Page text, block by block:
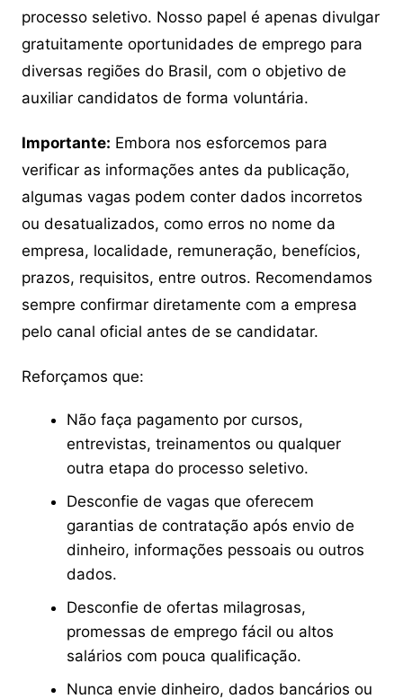
processo seletivo. Nosso papel é apenas divulgar
gratuitamente oportunidades de emprego para
diversas regiões do Brasil, com o objetivo de
auxiliar candidatos de forma voluntária.
Importante: Embora nos esforcemos para
verificar as informações antes da publicação,
algumas vagas podem conter dados incorretos
ou desatualizados, como erros no nome da
empresa, localidade, remuneração, benefícios,
prazos, requisitos, entre outros. Recomendamos
sempre confirmar diretamente com a empresa
pelo canal oficial antes de se candidatar.
Reforçamos que:
Não faça pagamento por cursos,
entrevistas, treinamentos ou qualquer
outra etapa do processo seletivo.
Desconfie de vagas que oferecem
garantias de contratação após envio de
dinheiro, informações pessoais ou outros
dados.
Desconfie de ofertas milagrosas,
promessas de emprego fácil ou altos
salários com pouca qualificação.
Nunca envie dinheiro, dados bancários ou